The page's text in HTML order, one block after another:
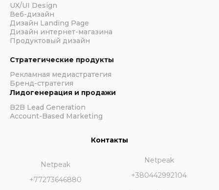
UX/UI Design
Веб-дизайн
Дизайн Landing Page
Дизайн интернет-магазина
Продуктовый дизайн
Стратегические продукты
Рекламная медиастратегия
Бренд-стратегия
Лидогенерация и продажи
B2B Lead Generation
Account-Based Marketing
Контакты
Netpeak
+77273646880
Netpeak
+380442992104